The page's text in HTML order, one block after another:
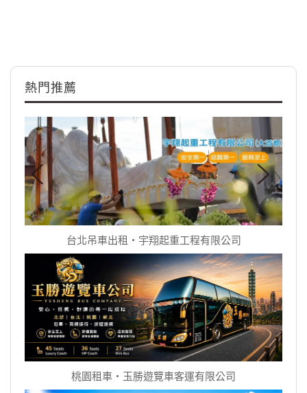
熱門推薦
台北吊車出租‧宇翔起重工程有限公司
桃園租車‧玉勝遊覽車客運有限公司